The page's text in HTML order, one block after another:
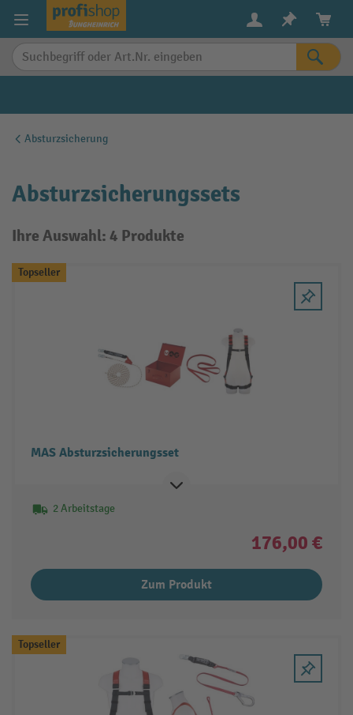
springen
Absturzsicherung
Absturzsicherungssets
Ihre Auswahl: 4 Produkte
Topseller
MAS Absturzsicherungsset
2 Arbeitstage
176,00 €
Zum Produkt
Topseller